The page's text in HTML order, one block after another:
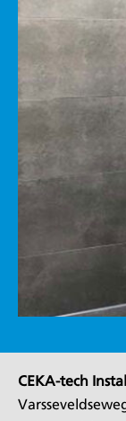
CEKA-tech